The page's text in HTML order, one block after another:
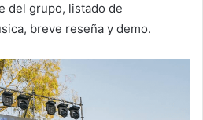
del grupo, listado de
breve reseña y demo.